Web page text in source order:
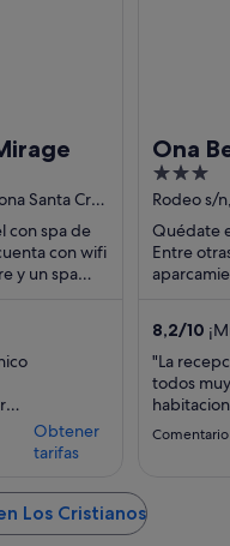
Santa Cruz
con spa de
con wifi
y un spa
el
Obtener
tarifas
Ona
3
out
of
5
Rodeo s/
Quédate
Entre
8,2/10
(778
"La
todos
ruidosa si
Los Cristianos